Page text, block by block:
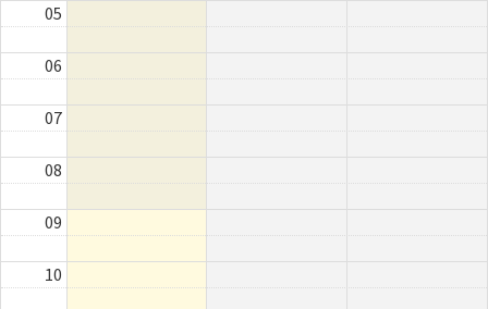
05
06
07
08
09
10